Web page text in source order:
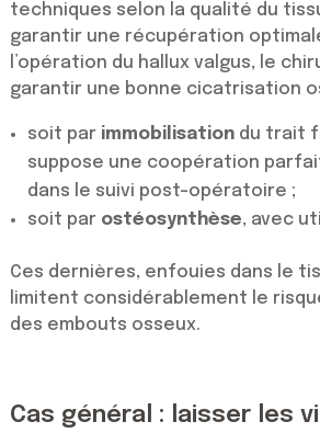
techniques selon la qualité du
garantir une récupération
l’opération du hallux valgus, le
garantir une bonne cicatrisation
soit par immobilisationdu trait
suppose une coopération
dans le suivi post-opératoire ;
soit par ostéosynthèse, avec
Ces dernières, enfouies dans le
limitent considérablement le
des embouts osseux.
Cas général : laisser les